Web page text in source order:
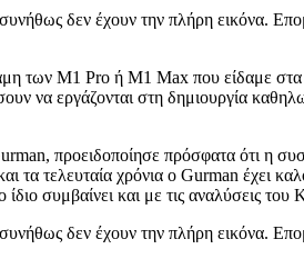
δεν έχουν την πλήρη εικόνα.
των M1 Pro ή M1 Max που είδαμε
να εργάζονται στη δημιουργία
προειδοποίησε πρόσφατα ότι η
τελευταία χρόνια ο Gurman έχει
συμβαίνει και με τις αναλύσεις του
δεν έχουν την πλήρη εικόνα.